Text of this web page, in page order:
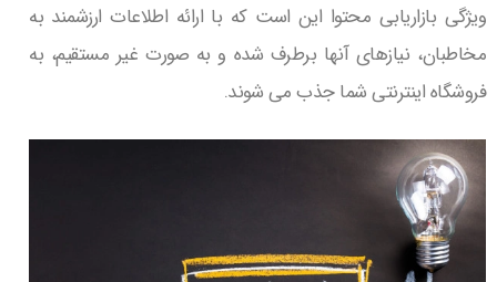
ویژگی بازاریابی محتوا این است که با ارائه اطلاعات ارزشمند به
مخاطبان، نیازهای آنها برطرف شده و به صورت غیر مستقیم، به
فروشگاه اینترنتی شما جذب می شوند.